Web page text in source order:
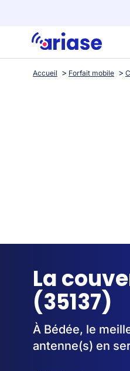
Accueil Forfait mobile
La
(35137)
À Bédée, le
antenne(s) en